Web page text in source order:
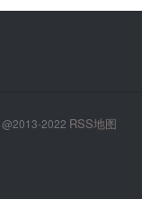
@2013-2022 RSS地图